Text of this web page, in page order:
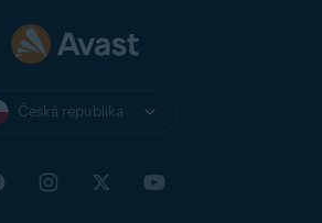
Česká republika